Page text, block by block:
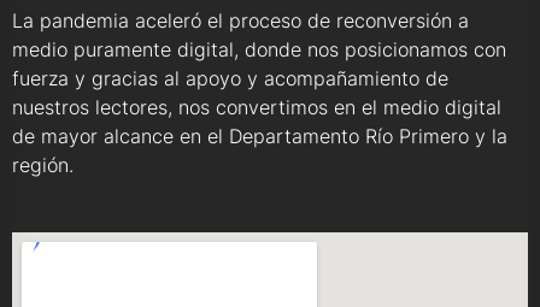
La pandemia aceleró el proceso de reconversión a
medio puramente digital, donde nos posicionamos con
fuerza y gracias al apoyo y acompañamiento de
nuestros lectores, nos convertimos en el medio digital
de mayor alcance en el Departamento Río Primero y la
región.